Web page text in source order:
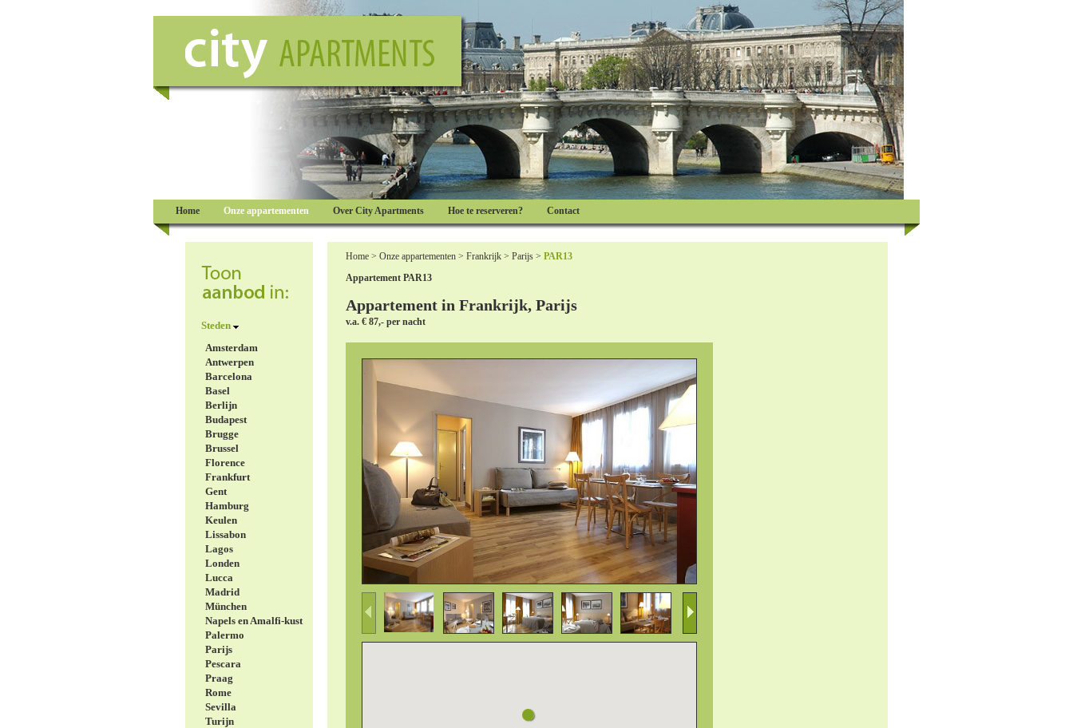
Steden
Amsterdam
Antwerpen
Barcelona
Basel
Berlijn
Budapest
Brugge
Brussel
Florence
Frankfurt
Gent
Hamburg
Keulen
Lissabon
Lagos
Londen
Lucca
Madrid
München
Napels en Amalfi-kust
Palermo
Parijs
Pescara
Praag
Rome
Sevilla
Turijn
Home > Onze appartementen > Frankrijk > Parijs > PAR13
Appartement PAR13
Appartement in Frankrijk, Parijs
v.a. € 87,- per nacht
Home Onze appartementen Over City Apartments Hoe te reserveren? Contact